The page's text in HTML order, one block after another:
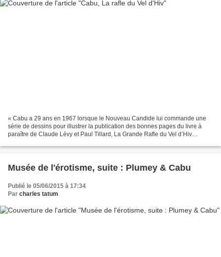
« Cabu a 29 ans en 1967 lorsque le Nouveau Candide lui commande une
série de dessins pour illustrer la publication des bonnes pages du livre à
paraître de Claude Lévy et Paul Tillard, La Grande Rafle du Vel d’Hiv
Musée de l'érotisme, suite : Plumey & Cabu
Publié le 05/06/2015 à 17:34
Par charles tatum